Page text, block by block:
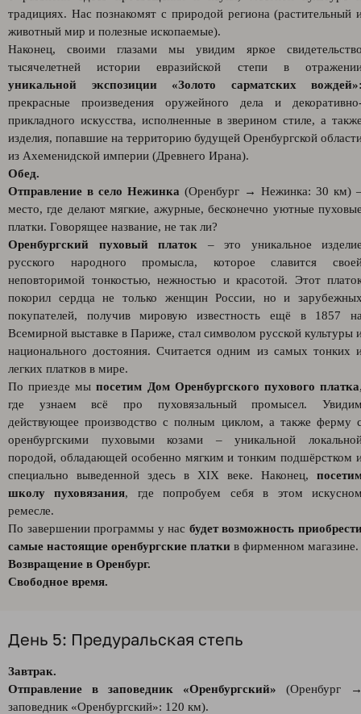
традициях. Нас познакомят с природой региона (растительный
животный мир и полезные ископаемые).
Наконец, своими глазами мы увидим яркое
тысячелетней истории евразийской степи в
уникальной экспозиции «Золото сарматских
прекрасные произведения оружейного дела и
прикладного искусства, исполненные в зверином стиле, а
изделия, попавшие на территорию будущей Оренбургской
из Ахеменидской империи (Древнего Ирана).
Обед.
Отправление в село Нежинка (Оренбург → Нежинка: 30 км)
место, где делают мягкие, ажурные, бесконечно уютные
платки. Говорящее название, не так ли?
Оренбургский пуховый платок – это уникальное
русского народного промысла, которое славится
неповторимой тонкостью, нежностью и красотой. Этот
покорил сердца не только женщин России, но и
покупателей, получив мировую известность ещё в 1857
Всемирной выставке в Париже, стал символом русской культуры
национального достояния. Считается одним из самых тонких
легких платков в мире.
По приезде мыпосетим Дом Оренбургского пухового платка
где узнаем всё про пуховязальный промысел.
действующее производство с полным циклом, а также ферму
оренбургскими пуховыми козами – уникальной
породой, обладающей особенно мягким и тонким подшёрстком
специально выведенной здесь в XIX веке. Наконец,
школу пуховязания, где попробуем себя в этом
ремесле.
По завершении программы у нас будет возможность
самые настоящие оренбургские платки в фирменном магазине.
Возвращение в Оренбург.
Свободное время.
День 5: Предуральская степь
Завтрак.
Отправление в заповедник «Оренбургский» (Оренбург
заповедник «Оренбургский»: 120 км).